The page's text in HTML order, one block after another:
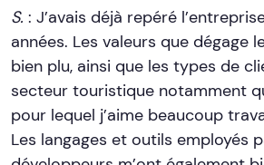
S. : J’avais déjà repéré
années. Les valeurs que dégage
bien plu, ainsi que les types de
secteur touristique notamment
pour lequel j’aime beaucoup
Les langages et outils employés